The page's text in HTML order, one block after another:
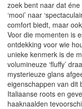
zoek bent naar dat
‘mooi’ naar
comfort biedt, maar
Voor die momenten is
ontdekking voor wie
unieke kenmerk is de
volumineuze ‘fluffy’
mysterieuze glans
eigenschappen van dit
Italiaanse roots en
haaknaalden